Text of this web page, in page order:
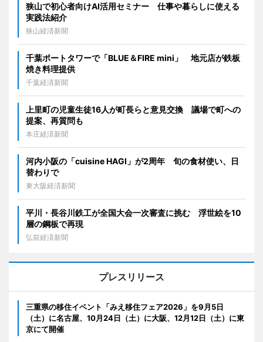
狭山で初心者向けAI活用セミナー 仕事や暮らしに使える
実践法紹介
狭山経済新聞
千葉ポートタワーで「BLUE＆FIRE mini」 地元店が鉄板
焼き料理提供
千葉経済新聞
上里町の児童生徒16人が町長らと意見交換 議場で町への
提案、再質問も
本庄経済新聞
河内小阪の「cuisine HAGI」が2周年 旬の食材使い、日
替わりで
東大阪経済新聞
平川・長谷川鉄工が全国大会一次審査に挑む 浮世絵を10
層の鋼板で再現
弘前経済新聞
プレスリリース
三重県の移住イベント「みえ移住フェア2026」を9月5日
（土）に名古屋、10月24日（土）に大阪、12月12日（土）に東
京にて開催